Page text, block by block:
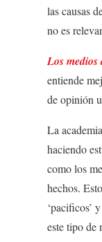
las causas
no es
Los
entiende
de opinión
La
haciendo
como los
hechos.
‘pacificos’
este tipo de